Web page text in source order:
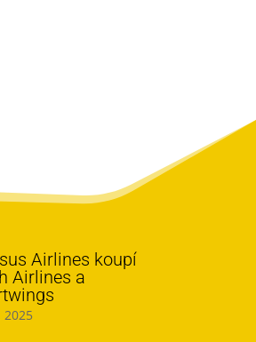
Airlines koupí
Airlines a
2025